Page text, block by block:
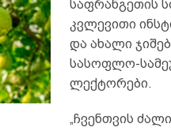
საფრანგეთის
კვლევითი
და ახალი
სასოფლო-
ლექტორები.
„ჩვენთვის